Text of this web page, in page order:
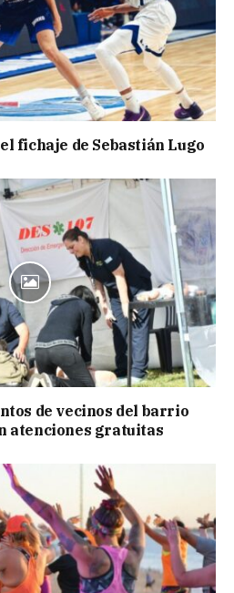
fichaje de Sebastián Lugo
de vecinos del barrio
atenciones gratuitas